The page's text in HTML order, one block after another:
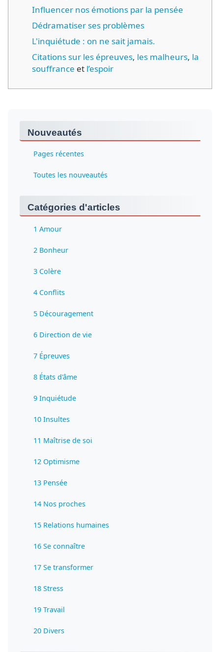
Influencer nos émotions par la pensée
Dédramatiser ses problèmes
L'inquiétude : on ne sait jamais.
Citations sur les épreuves, les malheurs, la
souffrance et l’espoir
Nouveautés
Pages récentes
Toutes les nouveautés
Catégories d'articles
1 Amour
2 Bonheur
3 Colère
4 Conflits
5 Découragement
6 Direction de vie
7 Épreuves
8 États d'âme
9 Inquiétude
10 Insultes
11 Maîtrise de soi
12 Optimisme
13 Pensée
14 Nos proches
15 Relations humaines
16 Se connaître
17 Se transformer
18 Stress
19 Travail
20 Divers